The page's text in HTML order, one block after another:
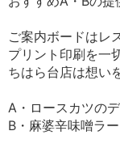
ご案内ボードはレ
プリント印刷を一
ちはら台店は想い
A・ロースカツの
B・麻婆辛味噌ラ